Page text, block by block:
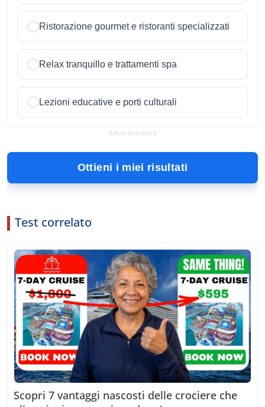
Ristorazione gourmet e ristoranti specializzati
Relax tranquillo e trattamenti spa
Lezioni educative e porti culturali
Advertisement
Ottieni i miei risultati
Test correlato
Scopri 7 vantaggi nascosti delle crociere che